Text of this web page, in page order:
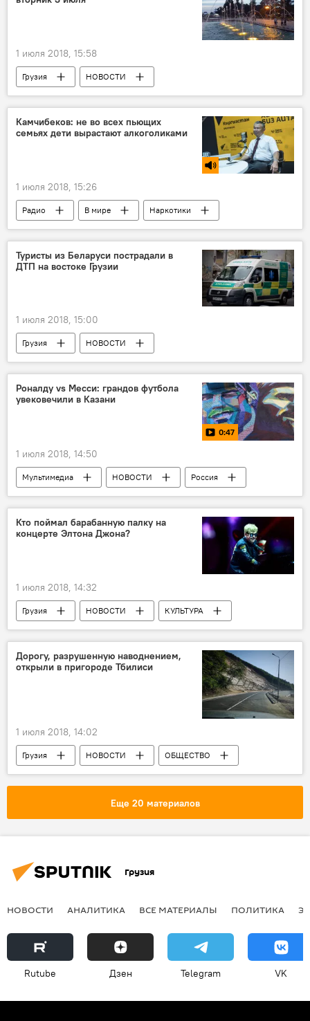
1 июля 2018, 15:58
Грузия
НОВОСТИ
Точный прогноз погоды в Батуми
Прогноз погоды в Батуми
Камчибеков: не во всех пьющих
семьях дети вырастают алкоголиками
1 июля 2018, 15:26
Радио В мире
Наркотики
Нарколог
Алкоголизм
Туристы из Беларуси пострадали в
ДТП на востоке Грузии
1 июля 2018, 15:00
Грузия
НОВОСТИ
ПРОИСШЕСТВИЯ
Роналду vs Месси: грандов футбола
увековечили в Казани
0:47
1 июля 2018, 14:50
Мультимедиа НОВОСТИ
Россия
СПОРТ
Видео
ФИФА-2018
Криштиану Роналду
ЧМ-2018
Футбол
Кто поймал барабанную палку на
концерте Элтона Джона?
1 июля 2018, 14:32
Грузия НОВОСТИ
КУЛЬТУРА
Культурная жизнь Грузии
Дорогу, разрушенную наводнением,
открыли в пригороде Тбилиси
1 июля 2018, 14:02
Грузия НОВОСТИ
ОБЩЕСТВО
Грузинские дороги, машины и их водители
Министерство инфраструктуры и регионального развития
Строительство дороги
Еще 20 материалов
Грузия
НОВОСТИ АНАЛИТИКА ВСЕ МАТЕРИАЛЫ ПОЛИТИКА
Rutube Дзен Telegram VK